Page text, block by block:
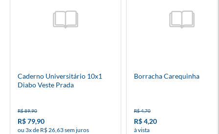
Caderno Universitário 10x1
Diabo Veste Prada
R$ 89,90
R$ 79,90
ou 3x de R$ 26,63 sem juros
Borracha Carequinha
R$ 4,70
R$ 4,20
à vista